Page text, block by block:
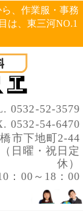
、作業服・事務
は、東三河NO.1
0532-52-3579
0532-54-6470
市下地町2-44
日曜・祝日定
休）
：00～18：00